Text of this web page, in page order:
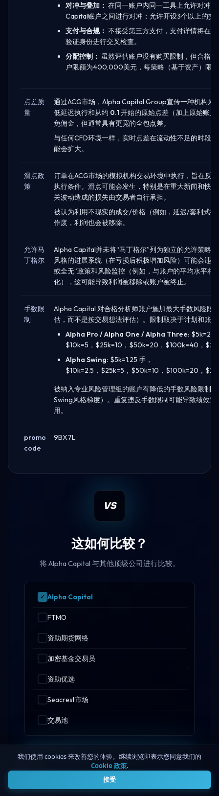
对冲与叠加： 在同一账户内同一工具上允许对冲
Capital账户之间进行对冲；允许开设3个以上的交
支付与合规： 不接受第三方支付，支付详情将在
验证身份进行交叉检查。
分配控制： 虽然评估账户没有购买限制，但合格
户限额为400,000美元，每策略（基于资产）限
点差质
量
通过ACG市场，Alpha Capital Group宣传一种机构风
低延迟执行和从约 0.1 开始的原始点差（加上原始账
免佣金，但通常具有更宽的全包点差。
与任何CFD环境一样，实时点差在流动性不足的时段
能会扩大。
滑点政
策
订单在ACG市场的模拟机构交易环境中执行，旨在反
执行条件。滑点可能会发生，特别是在重大新闻和快
关波动造成的损失由交易者自行承担。
被认为利用不现实的成交/价格（例如，延迟/套利式
作废，利润也会被移除。
允许马
丁格尔
Alpha Capital并未将“马丁格尔”列为独立的允许策略
风格的进展系统（在亏损后积极增加风险）可能会违
或全无”政策和风险监控（例如，与账户的平均水平相
化），这可能导致利润被移除或账户被终止。
手数限
制
Alpha Capital 对合格分析师账户施加最大手数风险限
估，而不是按交易想法评估）。限制取决于计划和账
Alpha Pro / Alpha One / Alpha Three: $5k=2.5
$10k=5，$25k=10，$50k=20，$100k=40，
Alpha Swing: $5k=1.25 手，
$10k=2.5，$25k=5，$50k=10，$100k=20，
被纳入专业风险管理组的账户有降低的手数风险限制
Swing风格梯度）。重复违反手数限制可能导致绩效
用。
promo
code
9BX7L
VS
这如何比较？
将 Alpha Capital 与其他顶级公司进行比较。
Alpha Capital
FTMO
资助期货网络
加密基金交易员
资助优选
Seacrest市场
交易池
启动比较工具
我们使用 cookies 来改善您的体验。继续浏览即表示您同意我们的
Cookie 政策.
接受